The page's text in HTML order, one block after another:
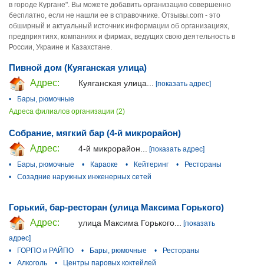
в городе Кургане". Вы можете добавить организацию совершенно
бесплатно, если не нашли ее в справочнике. Отзывы.com - это
обширный и актуальный источник информации об организациях,
предприятиях, компаниях и фирмах, ведущих свою деятельность в
России, Украине и Казахстане.
Пивной дом (Куяганская улица)
Адрес:
Куяганская улица...
[показать адрес]
•
Бары, рюмочные
Адреса филиалов организации (2)
Собрание, мягкий бар (4-й микрорайон)
Адрес:
4-й микрорайон...
[показать адрес]
•
Бары, рюмочные • Караоке • Кейтеринг •
Рестораны
•
Созадние наружных инженерных сетей
Горький, бар-ресторан (улица Максима Горького)
Адрес:
улица Максима Горького...
[показать
адрес]
•
ГОРПО и РАЙПО • Бары, рюмочные •
Рестораны
•
Алкоголь • Центры паровых коктейлей